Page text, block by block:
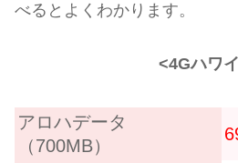
べるとよくわかります。
<4Gハワ
アロハデータ
（700MB）